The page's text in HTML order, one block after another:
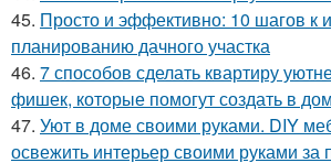
45. Просто и эффективно: 10 шагов к
планированию дачного участка
46. 7 способов сделать квартиру
фишек, которые помогут создать в
47. Уют в доме своими руками. DIY
освежить интерьер своими руками за